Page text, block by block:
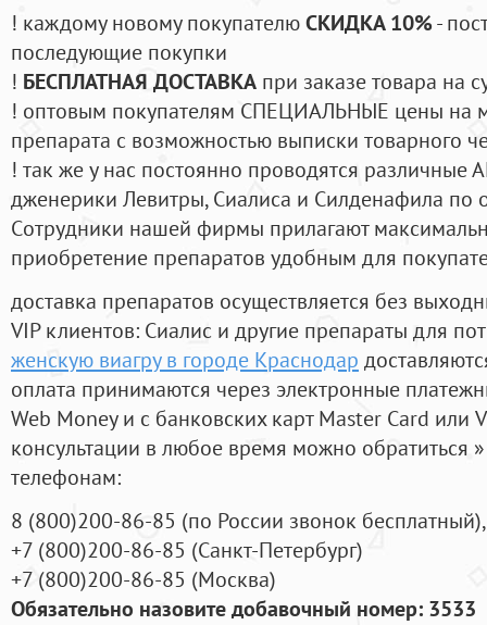
! каждому новому покупателюСКИДКА 10%-
последующие покупки
! БЕСПЛАТНАЯ ДОСТАВКА при заказе товара на
! оптовым покупателям СПЕЦИАЛЬНЫЕ цены на
препарата с возможностью выписки товарного
! так же у нас постоянно проводятся
дженерики Левитры, Сиалиса и Силденафила по
Cотрудники нашей фирмы прилагают
приобретение препаратов удобным для
доставка препаратов осуществляется без
VIP клиентов: Сиалис и другие препараты для
женскую виагру в городе Краснодар
оплата принимаются через электронные
Web Money и с банковских карт Master Card или
консультации в любое время можно обратиться
телефонам:
8 (800)200-86-85 (по России звонок бесплатный),
+7 (800)200-86-85 (Санкт-Петербург)
+7 (800)200-86-85 (Москва)
Обязательно назовите добавочный номер: 3533